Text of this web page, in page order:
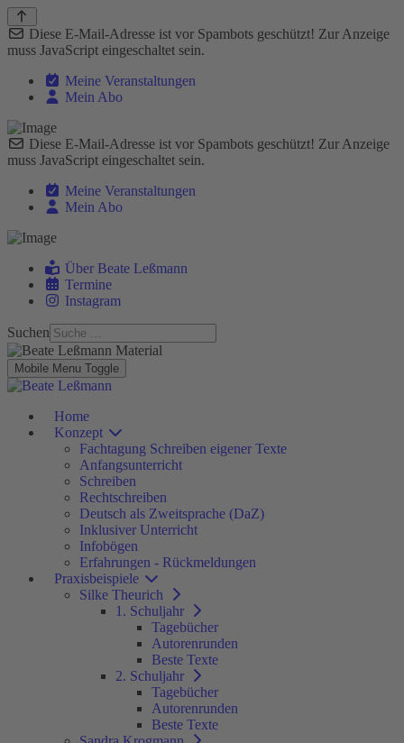
Diese E-Mail-Adresse ist vor Spambots geschützt! Zur Anzeige
muss JavaScript eingeschaltet sein.
Meine Veranstaltungen
Mein Abo
Diese E-Mail-Adresse ist vor Spambots geschützt! Zur Anzeige
muss JavaScript eingeschaltet sein.
Meine Veranstaltungen
Mein Abo
Über Beate Leßmann
Termine
Instagram
Suchen
Mobile Menu Toggle
Home
Konzept
Fachtagung Schreiben eigener Texte
Anfangsunterricht
Schreiben
Rechtschreiben
Deutsch als Zweitsprache (DaZ)
Inklusiver Unterricht
Infobögen
Erfahrungen - Rückmeldungen
Praxisbeispiele
Silke Theurich
1. Schuljahr
Tagebücher
Autorenrunden
Beste Texte
2. Schuljahr
Tagebücher
Autorenrunden
Beste Texte